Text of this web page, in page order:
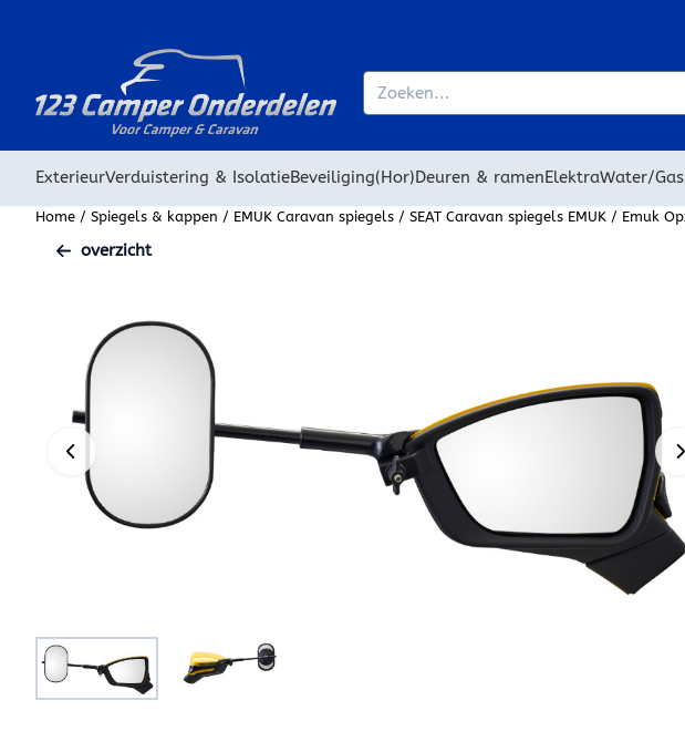
Zoeken
ExterieurVerduistering & IsolatieBeveiliging(Hor)Deuren & ramenElektraWater/
Home / Spiegels & kappen / EMUK Caravan spiegels / SEAT Caravan spiegels EMUK / Emuk
overzicht